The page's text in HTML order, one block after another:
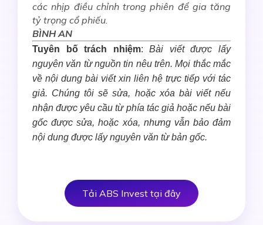
các nhịp điều chỉnh trong phiên để gia tăng
tỷ trọng cổ phiếu.
BÌNH AN
Tuyên bố trách nhiệm:Bài viết được lấy
nguyên văn từ nguồn tin nêu trên. Mọi thắc mắc
về nội dung bài viết xin liên hệ trực tiếp với tác
giả. Chúng tôi sẽ sửa, hoặc xóa bài viết nếu
nhận được yêu cầu từ phía tác giả hoặc nếu bài
gốc được sửa, hoặc xóa, nhưng vẫn bảo đảm
nội dung được lấy nguyên văn từ bản gốc.
Tải ABS Invest tại đây